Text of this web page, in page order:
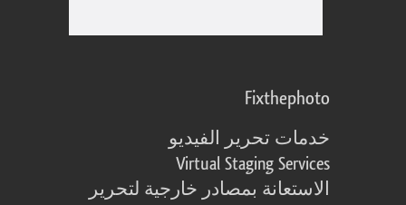
Fixthephoto
خدمات تحرير الفيديو
Virtual Staging Services
الاستعانة بمصادر خارجية لتحرير